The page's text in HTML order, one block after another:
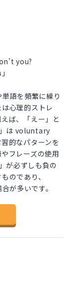
you?
語を頻繁に繰り
心理的ストレ
ば、「えー」と
は voluntary
的なパターンを
フレーズの使用
が必ずしも負の
のであり、
が多いです。